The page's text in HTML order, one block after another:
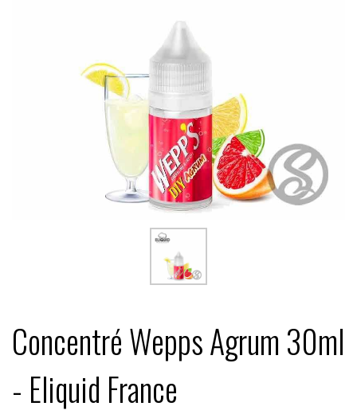
Concentré Wepps Agrum 30ml
- Eliquid France